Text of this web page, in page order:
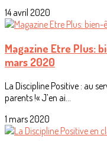
14 avril 2020
Magazine Etre Plus:
mars 2020
La Discipline Positive : au
parents !« J’en ai...
1 mars 2020